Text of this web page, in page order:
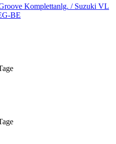
Komplettanlg. / Suzuki VL
BE